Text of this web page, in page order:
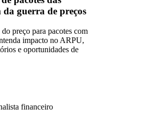
guerra de preços
preço para pacotes com
impacto no ARPU,
e oportunidades de
financeiro